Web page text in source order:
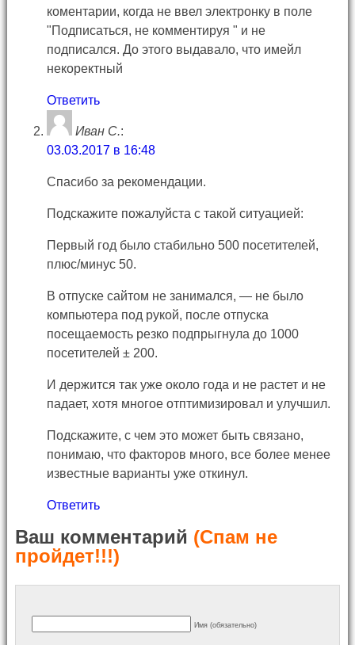
коментарии, когда не ввел электронку в поле
"Подписаться, не комментируя " и не
подписался. До этого выдавало, что имейл
некоректный
Ответить
Иван С.:
03.03.2017 в 16:48
Спасибо за рекомендации.
Подскажите пожалуйста с такой ситуацией:
Первый год было стабильно 500 посетителей,
плюс/минус 50.
В отпуске сайтом не занимался, — не было
компьютера под рукой, после отпуска
посещаемость резко подпрыгнула до 1000
посетителей ± 200.
И держится так уже около года и не растет и не
падает, хотя многое отптимизировал и улучшил.
Подскажите, с чем это может быть связано,
понимаю, что факторов много, все более менее
известные варианты уже откинул.
Ответить
Ваш комментарий (Спам не
пройдет!!!)
Имя (обязательно)